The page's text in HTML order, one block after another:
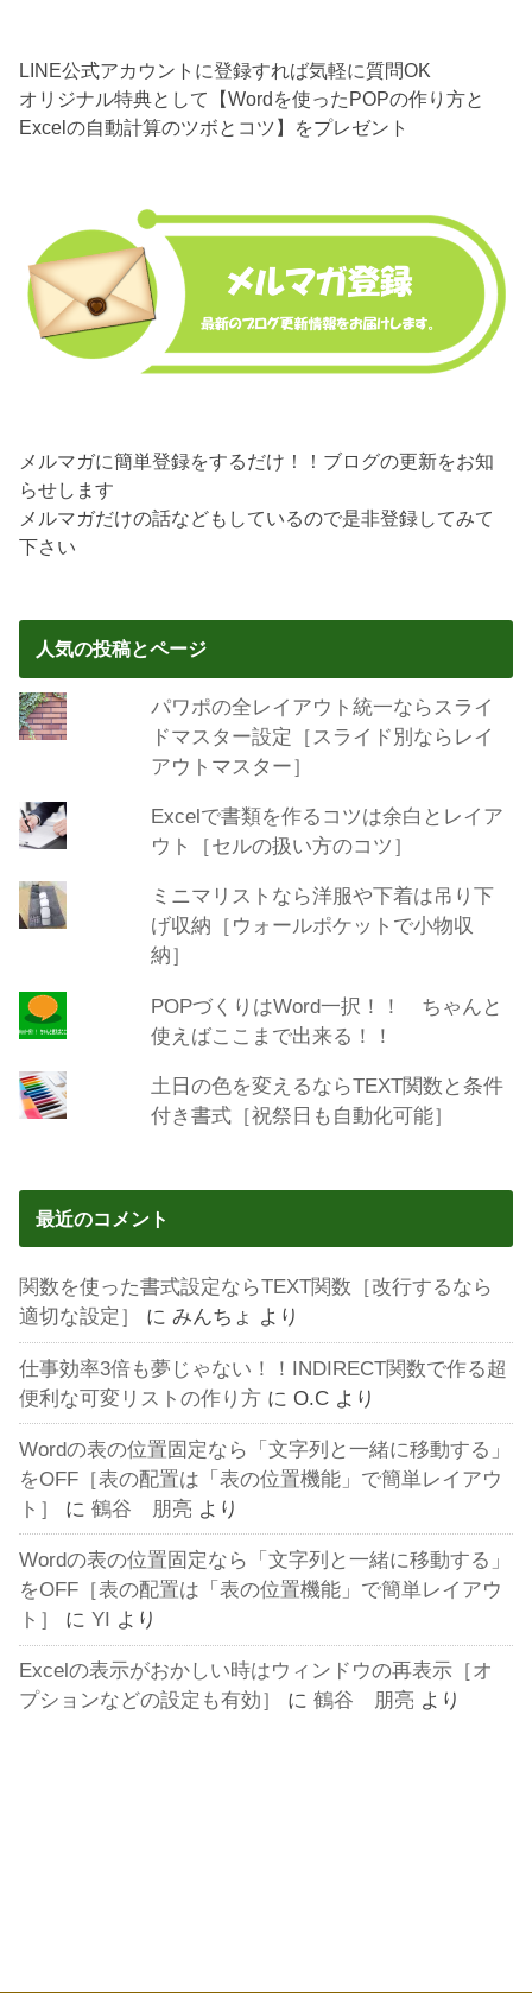
LINE公式アカウントに登録すれば気軽に質問OK
オリジナル特典として【Wordを使ったPOPの作り方と
Excelの自動計算のツボとコツ】をプレゼント
メルマガに簡単登録をするだけ！！ブログの更新をお知
らせします
メルマガだけの話などもしているので是非登録してみて
下さい
人気の投稿とページ
パワポの全レイアウト統一ならスライ
ドマスター設定［スライド別ならレイ
アウトマスター］
Excelで書類を作るコツは余白とレイア
ウト［セルの扱い方のコツ］
ミニマリストなら洋服や下着は吊り下
げ収納［ウォールポケットで小物収
納］
POPづくりはWord一択！！ ちゃんと
使えばここまで出来る！！
土日の色を変えるならTEXT関数と条件
付き書式［祝祭日も自動化可能］
最近のコメント
関数を使った書式設定ならTEXT関数［改行するなら
適切な設定］
にみんちょ より
仕事効率3倍も夢じゃない！！INDIRECT関数で作る超
便利な可変リストの作り方 にO.C より
Wordの表の位置固定なら「文字列と一緒に移動する」
をOFF［表の配置は「表の位置機能」で簡単レイアウ
ト］
に鶴谷 朋亮 より
Wordの表の位置固定なら「文字列と一緒に移動する」
をOFF［表の配置は「表の位置機能」で簡単レイアウ
ト］
にYI より
Excelの表示がおかしい時はウィンドウの再表示［オ
プションなどの設定も有効］
に鶴谷 朋亮 より